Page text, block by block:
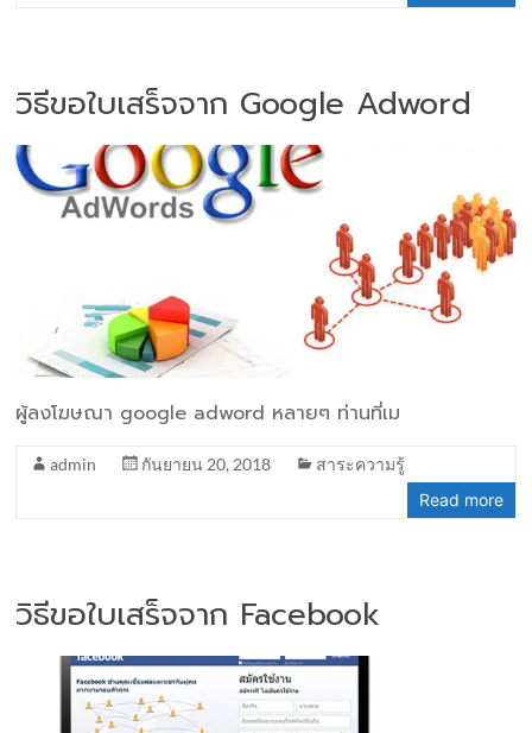
วิธีขอใบเสร็จจาก Google Adword
ผู้ลงโฆษณา google adword หลายๆ ท่านที่เม
admin กันยายน 20, 2018
สาระความรู้
Read more
วิธีขอใบเสร็จจาก Facebook